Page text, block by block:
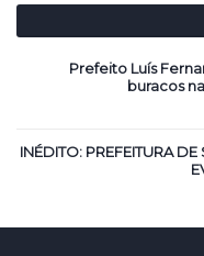
Prefeito Luís
buracos
INÉDITO: PREFEITURA